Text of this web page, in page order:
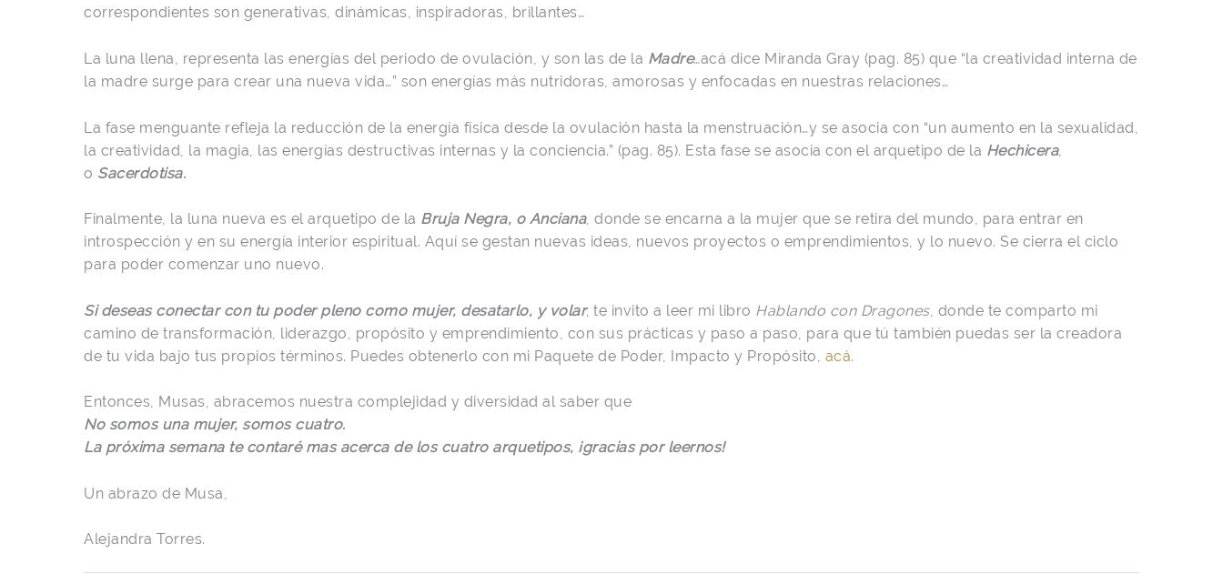
correspondientes son generativas, dinámicas, inspiradoras, brillantes…
La luna llena, representa las energías del periodo de ovulación, y son las de la Madre…acá dice Miranda Gray (pag. 85) que “la creatividad interna de
la madre surge para crear una nueva vida…” son energías más nutridoras, amorosas y enfocadas en nuestras relaciones…
La fase menguante refleja la reducción de la energía física desde la ovulación hasta la menstruación…y se asocia con “un aumento en la sexualidad,
la creatividad, la magia, las energías destructivas internas y la conciencia.” (pag. 85). Esta fase se asocia con el arquetipo de la Hechicera,
o Sacerdotisa.
Finalmente, la luna nueva es el arquetipo de la Bruja Negra, o Anciana, donde se encarna a la mujer que se retira del mundo, para entrar en
introspección y en su energía interior espiritual. Aquí se gestan nuevas ideas, nuevos proyectos o emprendimientos, y lo nuevo. Se cierra el ciclo
para poder comenzar uno nuevo.
Si deseas conectar con tu poder pleno como mujer, desatarlo, y volar; te invito a leer mi libro Hablando con Dragones, donde te comparto mi
camino de transformación, liderazgo, propósito y emprendimiento, con sus prácticas y paso a paso, para que tú también puedas ser la creadora
de tu vida bajo tus propios términos. Puedes obtenerlo con mi Paquete de Poder, Impacto y Propósito, acá.
Entonces, Musas, abracemos nuestra complejidad y diversidad al saber que
No somos una mujer, somos cuatro.
La próxima semana te contaré mas acerca de los cuatro arquetipos, ¡gracias por leernos!
Un abrazo de Musa,
Alejandra Torres.